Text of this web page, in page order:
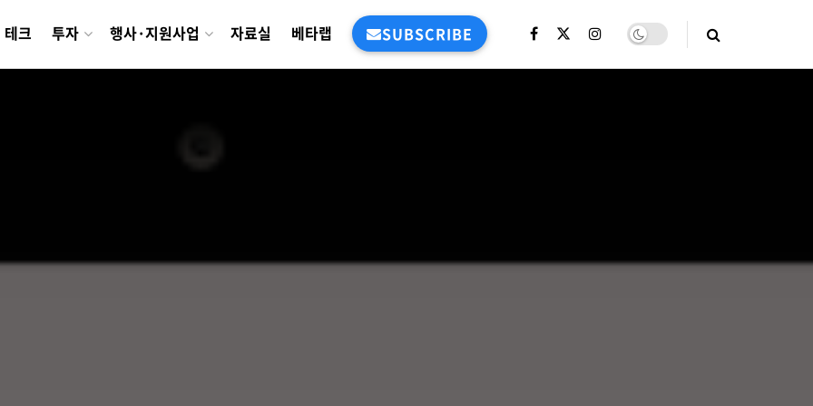
테크 투자 행사·지원사업 자료실 베타랩 SUBSCRIBE